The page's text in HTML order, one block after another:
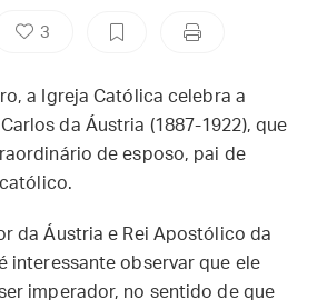
3
a Igreja Católica celebra a
da Áustria (1887-1922), que
de esposo, pai de
da Áustria e Rei Apostólico da
interessante observar que ele
imperador, no sentido de que